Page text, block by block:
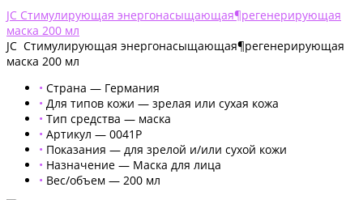
JC Стимулирующая энергонасыщающая¶регенерирующая
маска 200 мл
JC Стимулирующая энергонасыщающая¶регенерирующая
маска 200 мл
• Страна — Германия
• Для типов кожи — зрелая или сухая кожа
• Тип средства — маска
• Артикул — 0041Р
• Показания — для зрелой и/или сухой кожи
• Назначение — Маска для лица
• Вес/объем — 200 мл